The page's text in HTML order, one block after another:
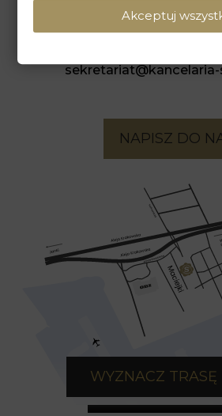
tel. +48 22
NAPISZ DO
WYZNACZ
Akceptuj